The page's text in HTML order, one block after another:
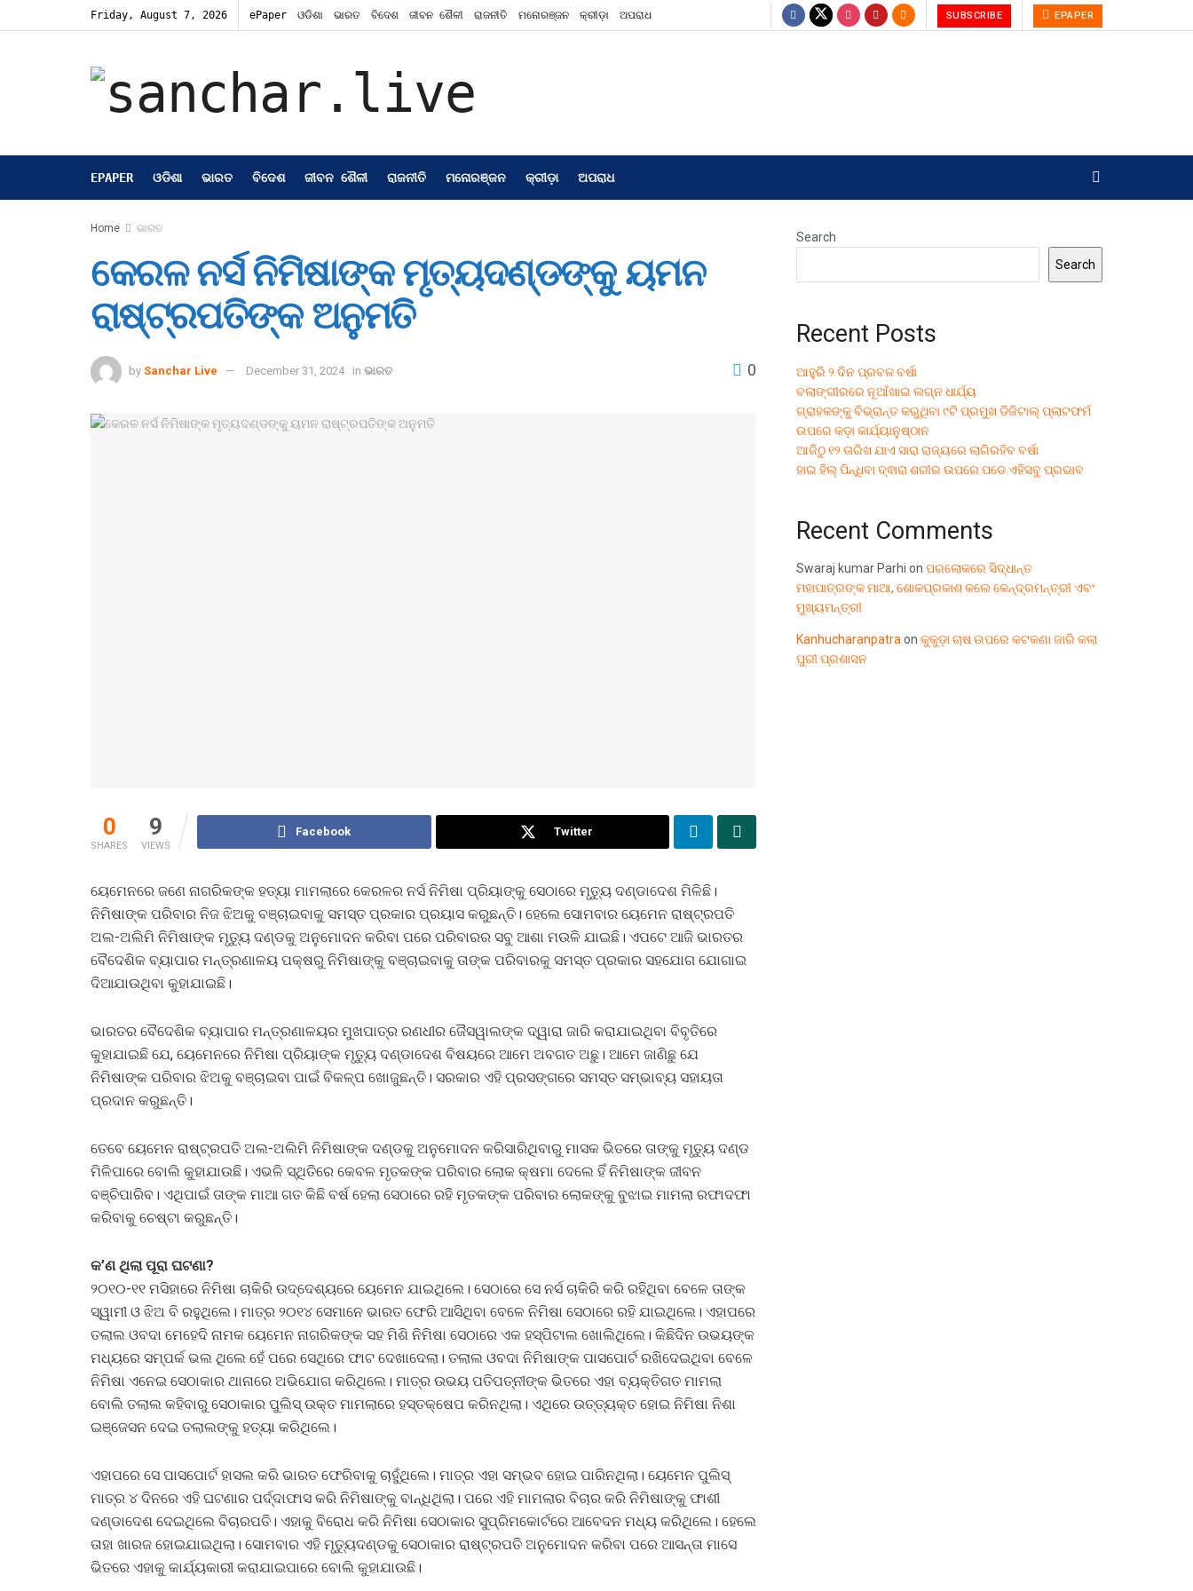
Friday, August 7, 2026 ePaper ଓଡିଶା ଭାରତ ବିଦେଶ ଜୀବନ ଶୈଳୀ ରାଜନୀତି ମନୋରଞ୍ଜନ କ୍ରୀଡ଼ା ଅପରାଧ SUBSCRIBE EPAPER
EPAPER ଓଡିଶା ଭାରତ ବିଦେଶ ଜୀବନ ଶୈଳୀ ରାଜନୀତି ମନୋରଞ୍ଜନ କ୍ରୀଡ଼ା ଅପରାଧ
Home ଭାରତ
କେରଳ ନର୍ସ ନିମିଷାଙ୍କ ମୃତ୍ୟଦଣ୍ଡଙ୍କୁ ୟମନ
ରାଷ୍ଟ୍ରପତିଙ୍କ ଅନୁମତି
by Sanchar Live December 31, 2024 in ଭାରତ 0
0
SHARES
9
VIEWS
Facebook Twitter
ୟେମେନରେ ଜଣେ ନାଗରିକଙ୍କ ହତ୍ୟା ମାମଲାରେ କେରଳର ନର୍ସ ନିମିଷା ପ୍ରିୟାଙ୍କୁ ସେଠାରେ ମୃତ୍ୟୁ ଦଣ୍ଡାଦେଶ ମିଳିଛି।
ନିମିଷାଙ୍କ ପରିବାର ନିଜ ଝିଅକୁ ବଞ୍ଚାଇବାକୁ ସମସ୍ତ ପ୍ରକାର ପ୍ରୟାସ କରୁଛନ୍ତି। ହେଲେ ସୋମବାର ୟେମେନ ରାଷ୍ଟ୍ରପତି
ଅଲ-ଅଲିମି ନିମିଷାଙ୍କ ମୃତ୍ୟୁ ଦଣ୍ଡକୁ ଅନୁମୋଦନ କରିବା ପରେ ପରିବାରର ସବୁ ଆଶା ମଉଳି ଯାଇଛି। ଏପଟେ ଆଜି ଭାରତର
ବୈଦେଶିକ ବ୍ୟାପାର ମନ୍ତ୍ରଣାଳୟ ପକ୍ଷରୁ ନିମିଷାଙ୍କୁ ବଞ୍ଚାଇବାକୁ ତାଙ୍କ ପରିବାରକୁ ସମସ୍ତ ପ୍ରକାର ସହଯୋଗ ଯୋଗାଇ
ଦିଆଯାଉଥିବା କୁହାଯାଇଛି।
ଭାରତର ବୈଦେଶିକ ବ୍ୟାପାର ମନ୍ତ୍ରଣାଳୟର ମୁଖପାତ୍ର ରଣଧୀର ଜୈସୱାଲଙ୍କ ଦ୍ୱାରା ଜାରି କରାଯାଇଥିବା ବିବୃତିରେ
କୁହାଯାଇଛି ଯେ, ୟେମେନରେ ନିମିଷା ପ୍ରିୟାଙ୍କ ମୃତ୍ୟୁ ଦଣ୍ଡାଦେଶ ବିଷୟରେ ଆମେ ଅବଗତ ଅଛୁ। ଆମେ ଜାଣିଛୁ ଯେ
ନିମିଷାଙ୍କ ପରିବାର ଝିଅକୁ ବଞ୍ଚାଇବା ପାଇଁ ବିକଳ୍ପ ଖୋଜୁଛନ୍ତି। ସରକାର ଏହି ପ୍ରସଙ୍ଗରେ ସମସ୍ତ ସମ୍ଭାବ୍ୟ ସହାୟତା
ପ୍ରଦାନ କରୁଛନ୍ତି।
ତେବେ ୟେମେନ ରାଷ୍ଟ୍ରପତି ଅଲ-ଅଲିମି ନିମିଷାଙ୍କ ଦଣ୍ଡକୁ ଅନୁମୋଦନ କରିସାରିଥିବାରୁ ମାସକ ଭିତରେ ତାଙ୍କୁ ମୃତ୍ୟୁ ଦଣ୍ଡ
ମିଳିପାରେ ବୋଲି କୁହାଯାଉଛି। ଏଭଳି ସ୍ଥିତିରେ କେବଳ ମୃତକଙ୍କ ପରିବାର ଲୋକ କ୍ଷମା ଦେଲେ ହିଁ ନିମିଷାଙ୍କ ଜୀବନ
ବଞ୍ଚିପାରିବ। ଏଥିପାଇଁ ତାଙ୍କ ମାଆ ଗତ କିଛି ବର୍ଷ ହେଲା ସେଠାରେ ରହି ମୃତକଙ୍କ ପରିବାର ଲୋକଙ୍କୁ ବୁଝାଇ ମାମଲା ରଫାଦଫା
କରିବାକୁ ଚେଷ୍ଟା କରୁଛନ୍ତି।
କ’ଣ ଥିଲା ପୂରା ଘଟଣା?
୨୦୧୦-୧୧ ମସିହାରେ ନିମିଷା ଚାକିରି ଉଦ୍ଦେଶ୍ୟରେ ୟେମେନ ଯାଇଥିଲେ। ସେଠାରେ ସେ ନର୍ସ ଚାକିରି କରି ରହିଥିବା ବେଳେ ତାଙ୍କ
ସ୍ୱାମୀ ଓ ଝିଅ ବି ରହୁଥିଲେ। ମାତ୍ର ୨୦୧୪ ସେମାନେ ଭାରତ ଫେରି ଆସିଥିବା ବେଳେ ନିମିଷା ସେଠାରେ ରହି ଯାଇଥିଲେ। ଏହାପରେ
ତଲାଲ ଓବଦା ମେହେଦି ନାମକ ୟେମେନ ନାଗରିକଙ୍କ ସହ ମିଶି ନିମିଷା ସେଠାରେ ଏକ ହସ୍ପିଟାଲ ଖୋଲିଥିଲେ। କିଛିଦିନ ଉଭୟଙ୍କ
ମଧ୍ୟରେ ସମ୍ପର୍କ ଭଲ ଥିଲେ ହେଁ ପରେ ସେଥିରେ ଫାଟ ଦେଖାଦେଲା। ତଲାଲ ଓବଦା ନିମିଷାଙ୍କ ପାସପୋର୍ଟ ରଖିଦେଇଥିବା ବେଳେ
ନିମିଷା ଏନେଇ ସେଠାକାର ଥାନାରେ ଅଭିଯୋଗ କରିଥିଲେ। ମାତ୍ର ଉଭୟ ପତିପତ୍ନୀଙ୍କ ଭିତରେ ଏହା ବ୍ୟକ୍ତିଗତ ମାମଲା
ବୋଲି ତଲାଲ କହିବାରୁ ସେଠାକାର ପୁଲିସ୍‌ ଉକ୍ତ ମାମଲାରେ ହସ୍ତକ୍ଷେପ କରିନଥିଲା। ଏଥିରେ ଉତ୍ତ୍ୟକ୍ତ ହୋଇ ନିମିଷା ନିଶା
ଇଞ୍ଜେସନ ଦେଇ ତଲାଲଙ୍କୁ ହତ୍ୟା କରିଥିଲେ।
ଏହାପରେ ସେ ପାସପୋର୍ଟ ହାସଲ କରି ଭାରତ ଫେରିବାକୁ ଚାହୁଁଥିଲେ। ମାତ୍ର ଏହା ସମ୍ଭବ ହୋଇ ପାରିନଥିଲା। ୟେମେନ ପୁଲିସ୍‌
ମାତ୍ର ୪ ଦିନରେ ଏହି ଘଟଣାର ପର୍ଦ୍ଦାଫାସ କରି ନିମିଷାଙ୍କୁ ବାନ୍ଧିଥିଲା। ପରେ ଏହି ମାମଲାର ବିଚାର କରି ନିମିଷାଙ୍କୁ ଫାଶୀ
ଦଣ୍ଡାଦେଶ ଦେଇଥିଲେ ବିଚାରପତି। ଏହାକୁ ବିରୋଧ କରି ନିମିଷା ସେଠାକାର ସୁପ୍ରିମକୋର୍ଟରେ ଆବେଦନ ମଧ୍ୟ କରିଥିଲେ। ହେଲେ
ତାହା ଖାରଜ ହୋଇଯାଇଥିଲା। ସୋମବାର ଏହି ମୃତ୍ୟୁଦଣ୍ଡକୁ ସେଠାକାର ରାଷ୍ଟ୍ରପତି ଅନୁମୋଦନ କରିବା ପରେ ଆସନ୍ତା ମାସେ
ଭିତରେ ଏହାକୁ କାର୍ଯ୍ୟକାରୀ କରାଯାଇପାରେ ବୋଲି କୁହାଯାଉଛି।
Search
Search
Recent Posts
ଆହୁରି ୨ ଦିନ ପ୍ରବଳ ବର୍ଷା
ବଲାଙ୍ଗୀରରେ ନୂଆଁଖାଇ ଲଗ୍ନ ଧାର୍ଯ୍ୟ
ଗ୍ରାହକଙ୍କୁ ବିଭ୍ରାନ୍ତ କରୁଥିବା ୯ଟି ପ୍ରମୁଖ ଡିଜିଟାଲ୍ ପ୍ଲାଟଫର୍ମ
ଉପରେ କଡ଼ା କାର୍ଯ୍ୟାନୁଷ୍ଠାନ
ଆଜିଠୁ ୧୨ ତାରିଖ ଯାଏ ସାରା ରାଜ୍ୟରେ ଲାଗିରହିବ ବର୍ଷା
ହାଇ ହିଲ୍ ପିନ୍ଧିବା ଦ୍ଵାରା ଶରୀର ଉପରେ ପଡେ ଏହିସବୁ ପ୍ରଭାବ
Recent Comments
Swaraj kumar Parhi on ପରଲୋକରେ ସିଦ୍ଧାନ୍ତ
ମହାପାତ୍ରଙ୍କ ମାଆ, ଶୋକପ୍ରକାଶ କଲେ କେନ୍ଦ୍ରମନ୍ତ୍ରୀ ଏବଂ
ମୁଖ୍ୟମନ୍ତ୍ରୀ
Kanhucharanpatraon କୁକୁଡ଼ା ଚାଷ ଉପରେ କଟକଣା ଜାରି କଲା
ପୁରୀ ପ୍ରଶାସନ